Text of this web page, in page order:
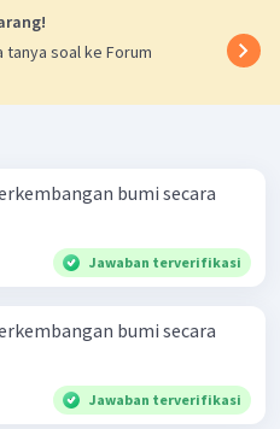
tanya soal ke Forum
bumi secara
Jawaban terverifikasi
bumi secara
Jawaban terverifikasi